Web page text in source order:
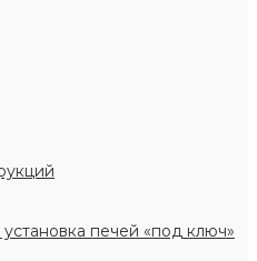
печей «под ключ»